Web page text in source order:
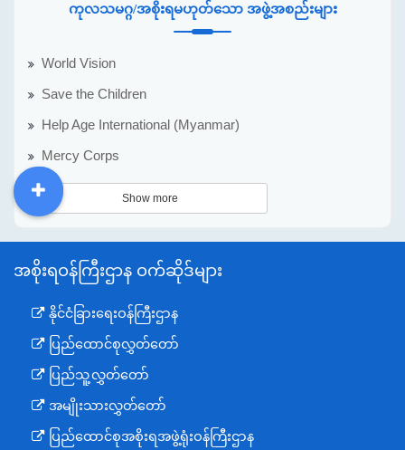
ကုလသမဂ္ဂ/အစိုးရမဟုတ်သော အဖွဲ့အစည်းများ
World Vision
Save the Children
Help Age International (Myanmar)
Mercy Corps
Show more
အစိုးရဝန်ကြီးဌာန ဝက်ဆိုဒ်များ
နိုင်ငံခြားရေးဝန်ကြီးဌာန
ပြည်ထောင်စုလွှတ်တော်
ပြည်သူ့လွှတ်တော်
အမျိုးသားလွှတ်တော်
ပြည်ထောင်စုအစိုးရအဖွဲ့ရုံးဝန်ကြီးဌာန
DDM